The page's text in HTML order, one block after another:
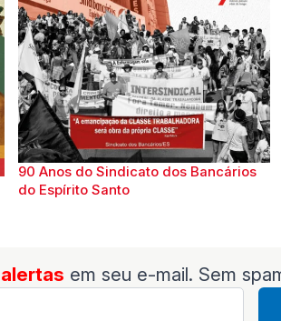
90 Anos do Sindicato dos Bancários
do Espírito Santo
alertas em seu e-mail. Sem